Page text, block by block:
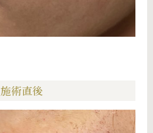
施術直後